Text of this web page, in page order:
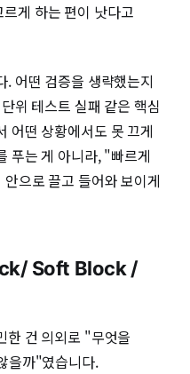
게 하는 편이 낫다고
. 어떤 검증을 생략했는지
위 테스트 실패 같은 핵심
어떤 상황에서도 못 끄게
푸는 게 아니라, "빠르게
으로 끌고 들어와 보이게
Soft Block /
한 건 의외로 "무엇을
을까"였습니다.